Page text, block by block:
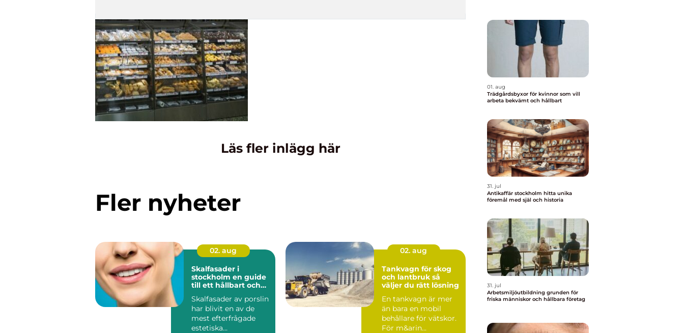
Läs fler inlägg här
Fler nyheter
02. aug
Skalfasader i
stockholm en guide
till ett hållbart och
Skalfasader av porslin
har blivit en av de
mest efterfrågade
estetiska
02. aug
Tankvagn för skog
och lantbruk så
väljer du rätt lösning
En tankvagn är mer
än bara en mobil
behållare för vätskor.
För m&arin...
01. aug
Trädgårdsbyxor för kvinnor som vill
arbeta bekvämt och hållbart
31. jul
Antikaffär stockholm hitta unika
föremål med själ och historia
31. jul
Arbetsmiljöutbildning grunden för
friska människor och hållbara företag